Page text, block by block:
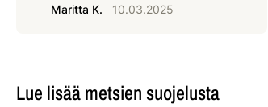
Maritta K. 10.03.2025
Lue lisää metsien suojelusta